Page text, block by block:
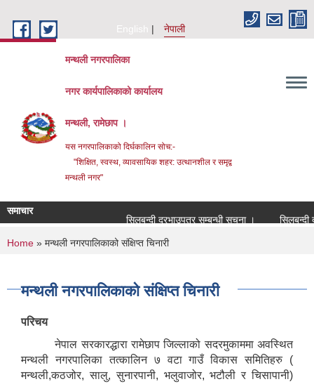
English
नेपाली
मन्थली नगरपालिका
नगर कार्यपालिकाको कार्यालय
मन्थली, रामेछाप ।
यस नगरपालिकाको दिर्घकालिन सोच:-
"शिक्षित, स्वस्थ, व्यावसायिक शहर: उत्थानशील र समृद्व
मन्थली नगर"
समाचार
सिलबन्दी दरभाउपत्र सम्बन्धी सूचना ।
सिलबन्दी
You are here
Home » मन्थली नगरपालिकाको संक्षिप्त चिनारी
मन्थली नगरपालिकाको संक्षिप्त चिनारी
परिचय
नेपाल सरकारद्धारा रामेछाप जिल्लाको सदरमुकाममा अवस्थित
मन्थली नगरपालिका तत्कालिन ७ वटा गाउँ विकास समितिहरु (
मन्थली,कठजोर, सालु, सुनारपानी, भलुवाजोर, भटौली र चिसापानी)